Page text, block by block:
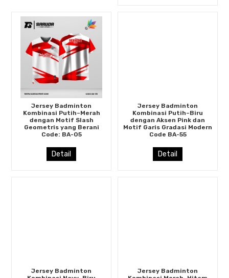
Jersey Badminton
Kombinasi Putih–Merah
dengan Motif Slash
Geometris yang Berani
Code: BA-05
Detail
Jersey Badminton
Kombinasi Putih–Biru
dengan Aksen Pink dan
Motif Garis Gradasi Modern
Code BA-55
Detail
Jersey Badminton
Jersey Badminton